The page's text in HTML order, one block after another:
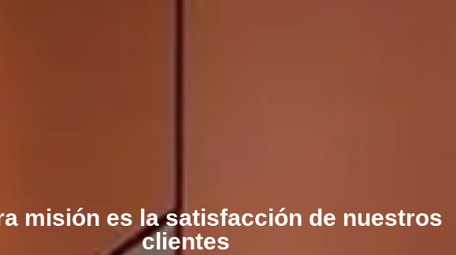
misión es la satisfacción de nuestros
clientes